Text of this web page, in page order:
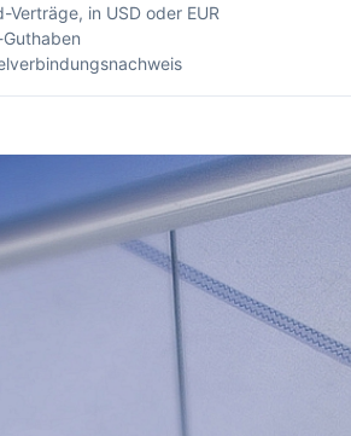
Verträge, in USD oder EUR